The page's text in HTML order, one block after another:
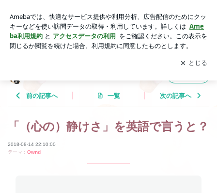
アプリをダウンロードして ブログの更新通知
を受け取りまし
ょう。
開く
前の記事へ 一覧 次の記事へ
「（心の）静けさ」を英語で言うと？
2018-08-14 22:10:00
テーマ： Ownd